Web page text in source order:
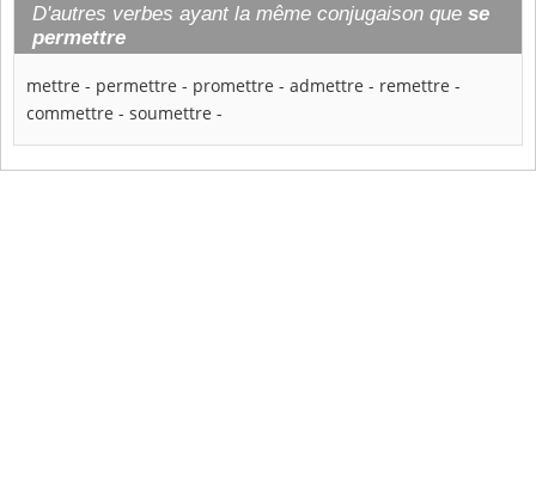
D'autres verbes ayant la même conjugaison que se
permettre
mettre - permettre - promettre - admettre - remettre -
commettre - soumettre -